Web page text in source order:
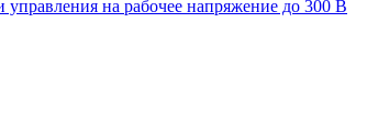
управления на рабочее напряжение до 300 В